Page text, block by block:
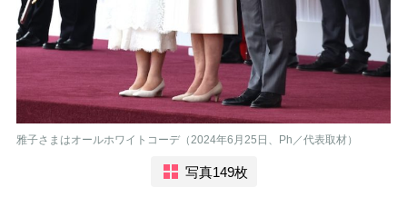
雅子さまはオールホワイトコーデ（2024年6月25日、Ph／代表取材）
写真149枚